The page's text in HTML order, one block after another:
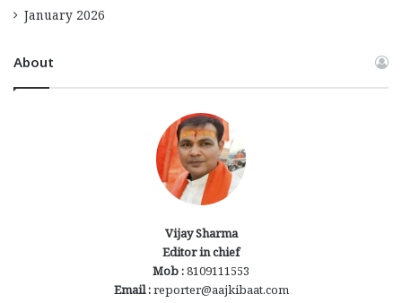
January 2026
About
Vijay Sharma
Editor in chief
Mob :8109111553
Email :reporter@aajkibaat.com